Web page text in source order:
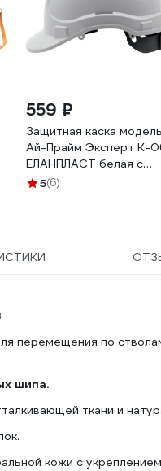
559 ₽
Защитная каска модель
Ай-Прайм Эксперт К-
ЕЛАНПЛАСТ белая с
ремнем подбородочным
5(6)
перемещения по
шипа.
ткани и
кожи с